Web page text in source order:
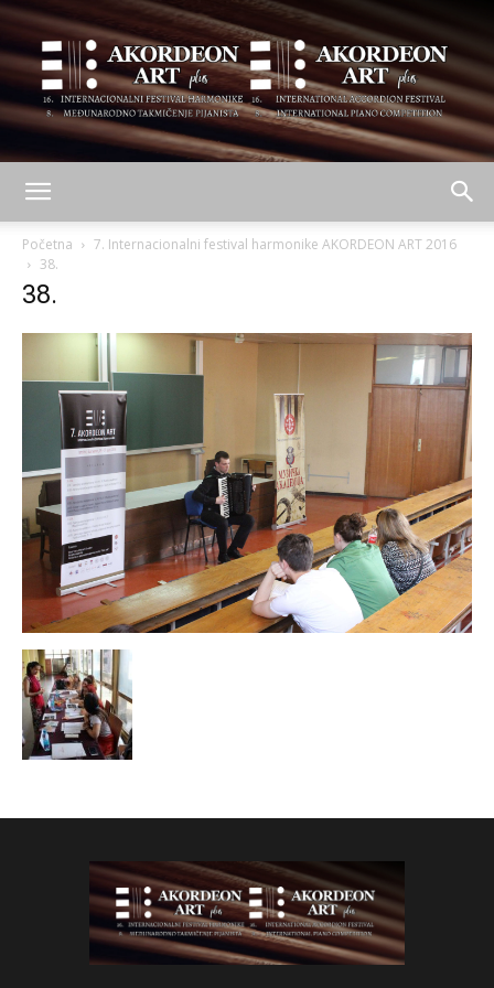
plus
Početna
7. Internacionalni festival harmonike AKORDEON ART 2016
38.
38.